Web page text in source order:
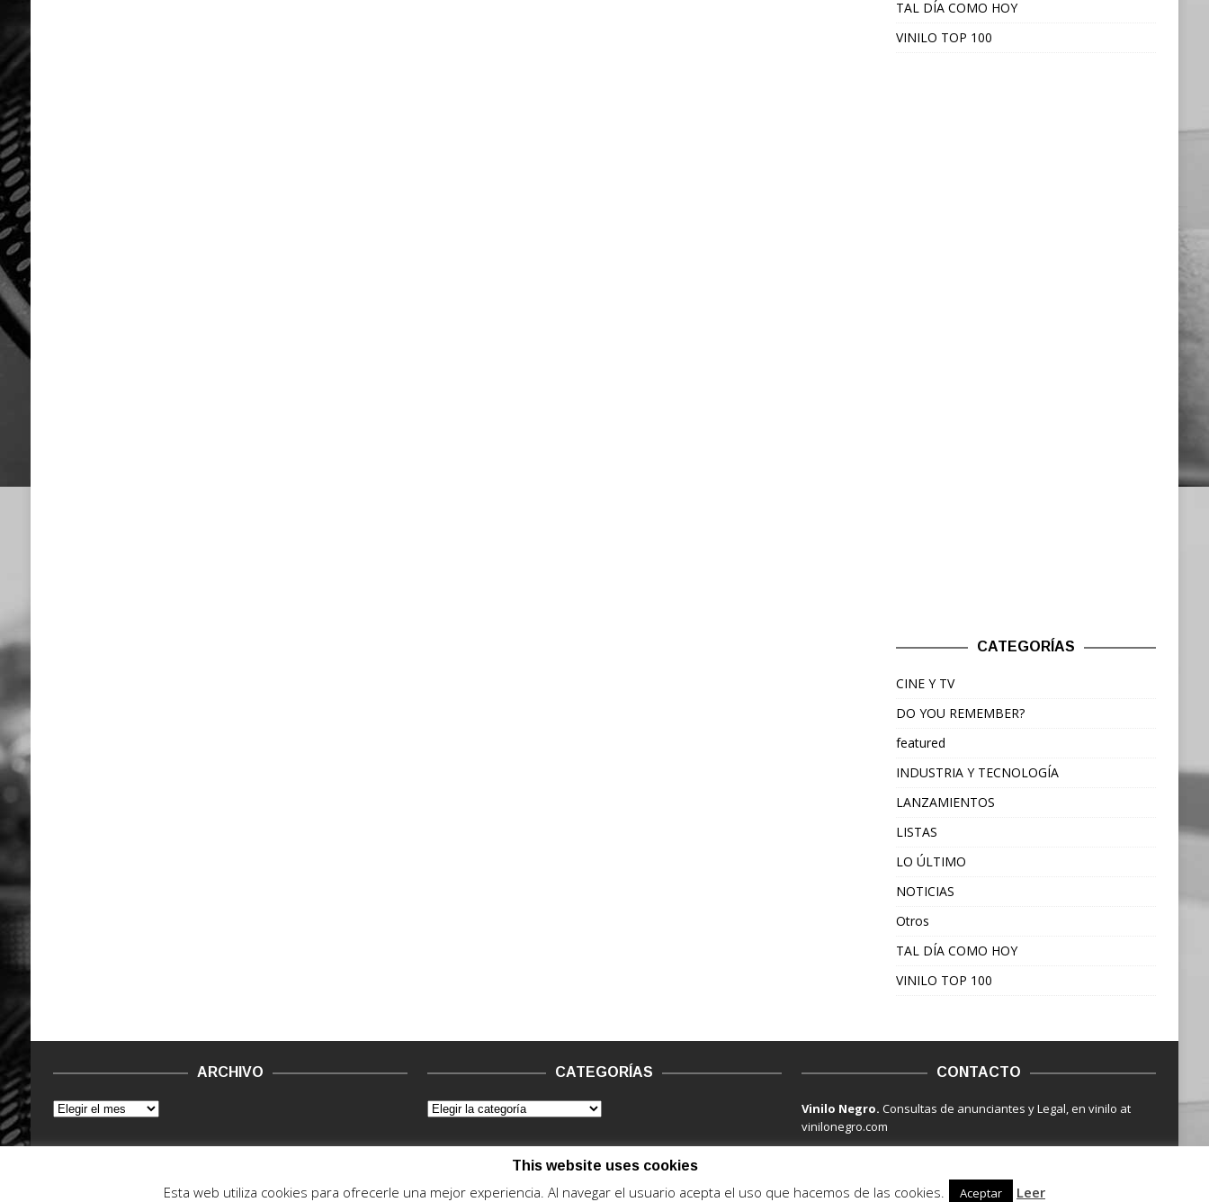
TAL DÍA COMO HOY
VINILO TOP 100
CATEGORÍAS
CINE Y TV
DO YOU REMEMBER?
featured
INDUSTRIA Y TECNOLOGÍA
LANZAMIENTOS
LISTAS
LO ÚLTIMO
NOTICIAS
Otros
TAL DÍA COMO HOY
VINILO TOP 100
ARCHIVO CATEGORÍAS CONTACTO
Vinilo Negro.Consultas de anunciantes y Legal, en vinilo at
vinilonegro.com
This website uses cookies
Esta web utiliza cookies para ofrecerle una mejor experiencia. Al navegar el usuario acepta el uso que hacemos de las cookies. Aceptar Leer